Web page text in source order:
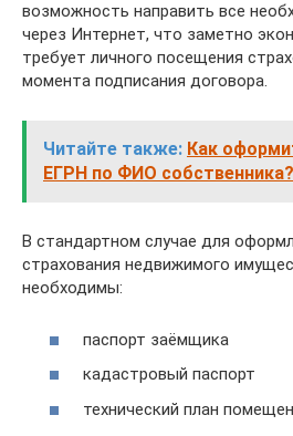
возможность направить все
через Интернет, что заметно
требует личного посещения
момента подписания договора.
Читайте также: Как
ЕГРН по ФИО собственника?
В стандартном случае для
страхования недвижимого
необходимы:
паспорт заёмщика
кадастровый паспорт
технический план